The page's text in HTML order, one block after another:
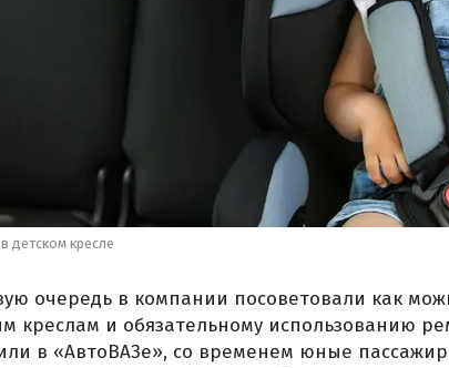
детском кресле
очередь в компании посоветовали как
креслам и обязательному использованию
в «АвтоВАЗе», со временем юные